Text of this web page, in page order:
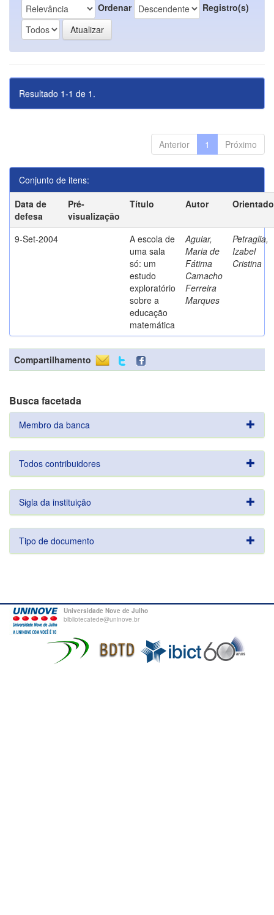
Ordenar Registro(s)
Resultado 1-1 de 1.
Anterior 1 Próximo
Conjunto de itens:
Data de
defesa
Pré-
visualização
Título Autor
9-Set-2004
A escola de
uma sala
só: um
estudo
exploratório
sobre a
educação
matemática
Aguiar,
Maria de
Fátima
Camacho
Ferreira
Marques
Petraglia,
Izabel
Cristina
Compartilhamento
Busca facetada
Membro da banca
Todos contribuidores
Sigla da instituição
Tipo de documento
Universidade Nove de Julho
bibliotecatede@uninove.br